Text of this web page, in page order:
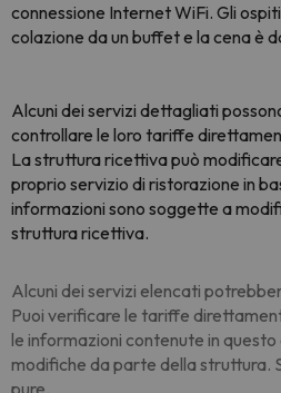
connessione Internet WiFi. Gli
colazione da un buffet e la cena è
Alcuni dei servizi dettagliati
controllare le loro tariffe
La struttura ricettiva può
proprio servizio di ristorazione in
informazioni sono soggette a
struttura ricettiva.
Alcuni dei servizi elencati
Puoi verificare le tariffe
le informazioni contenute in
modifiche da parte della struttura.
pure.